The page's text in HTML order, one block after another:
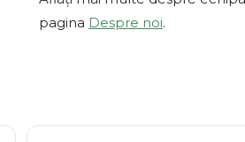
pagina Despre noi.